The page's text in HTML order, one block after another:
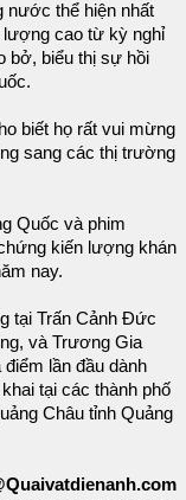
nước thể hiện nhất
lượng cao từ kỳ nghỉ
bở, biểu thị sự hồi
biết họ rất vui mừng
sang các thị trường
Quốc và phim
kiến lượng khán
nay.
tại Trấn Cảnh Đức
và Trương Gia
lần đầu dành
tại các thành phố
Châu tỉnh Quảng